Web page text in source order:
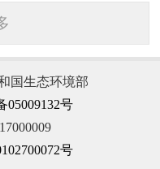
国生态环境部
05009132号
号